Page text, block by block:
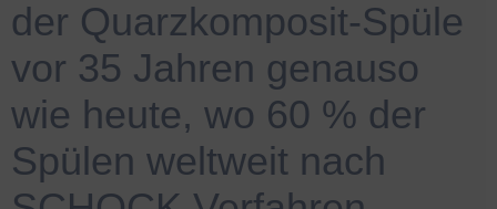
der Quarzkomposit-Spüle
vor 35 Jahren genauso
wie heute, wo 60 % der
Spülen weltweit nach